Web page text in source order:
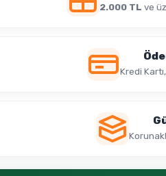
2.000 TL ve
Kredi